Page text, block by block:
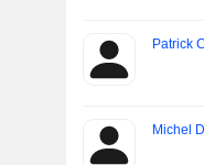
Patrick
Michel